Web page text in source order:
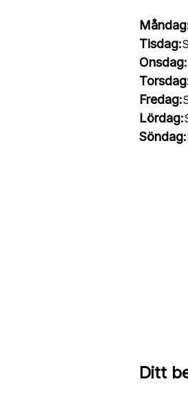
Tisdag:
Onsdag:
Fredag:
Lördag:
Söndag:
Ditt